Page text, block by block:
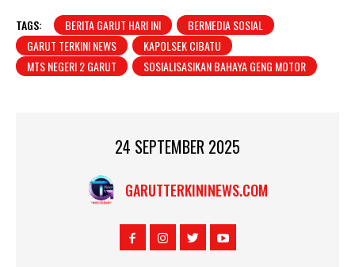
TAGS: BERITA GARUT HARI INI
BERMEDIA SOSIAL
GARUT TERKINI NEWS
KAPOLSEK CIBATU
MTS NEGERI 2 GARUT
SOSIALISASIKAN BAHAYA GENG MOTOR
24 SEPTEMBER 2025
GARUTTERKININEWS.COM